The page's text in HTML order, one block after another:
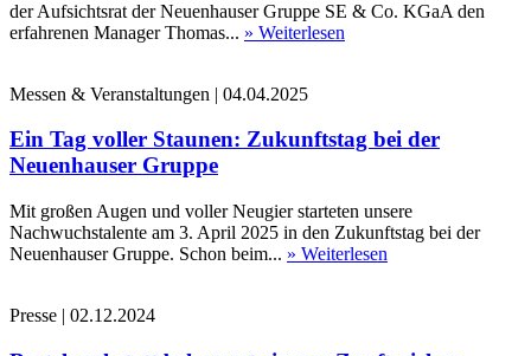
der Aufsichtsrat der Neuenhauser Gruppe SE & Co. KGaA den
erfahrenen Manager Thomas... » Weiterlesen
Messen & Veranstaltungen | 04.04.2025
Ein Tag voller Staunen: Zukunftstag bei der
Neuenhauser Gruppe
Mit großen Augen und voller Neugier starteten unsere
Nachwuchstalente am 3. April 2025 in den Zukunftstag bei der
Neuenhauser Gruppe. Schon beim... » Weiterlesen
Presse | 02.12.2024